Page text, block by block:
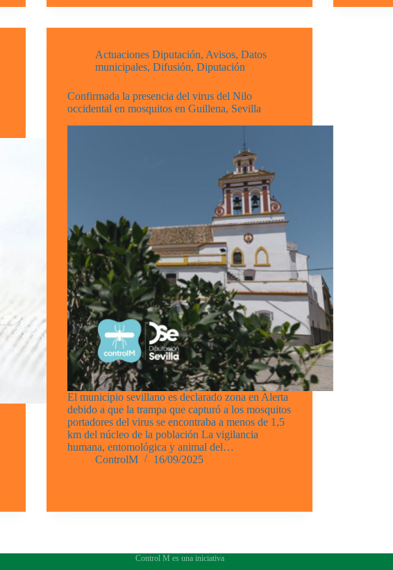
Actuaciones Diputación, Avisos,Datos
municipales,Difusión,Diputación
Confirmada la presencia del virus del Nilo
occidental en mosquitos en Guillena, Sevilla
El municipio sevillano es declarado zona en Alerta
debido a que la trampa que capturó a los mosquitos
portadores del virus se encontraba a menos de 1,5
km del núcleo de la población La vigilancia
humana, entomológica y animal del…
ControlM
16/09/2025
Control M es una iniciativa